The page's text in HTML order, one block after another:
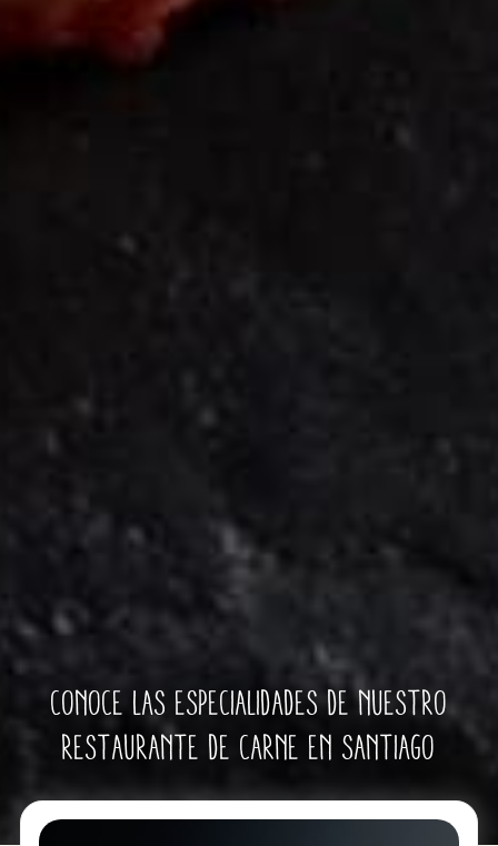
Conoce las especialidades de nuestro
restaurante de carne en Santiago